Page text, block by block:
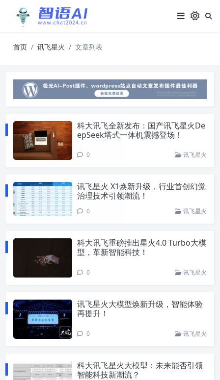
首页 讯飞星火 文章列表
科大讯飞全新发布：国产讯飞星火De
epSeek塔式一体机震撼登场！
0 讯飞星火
讯飞星火 X1焕新升级，行业首创幻觉
治理技术引领潮流！
0 讯飞星火
科大讯飞重磅推出星火4.0 Turbo大模
型，革新智能科技！
0 讯飞星火
讯飞星火大模型焕新升级，智能体验
再提升！
0 讯飞星火
科大讯飞星火大模型：未来能否引领
智能科技新潮流？